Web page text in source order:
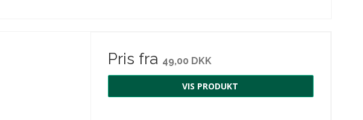
Pris fra 49,00 DKK
VIS PRODUKT